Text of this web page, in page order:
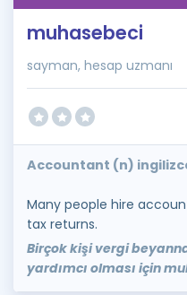
muhasebeci
sayman, hesap uzmanı
Accountant (n)
Many people hire
tax returns.
Birçok kişi vergi
yardımcı olması için